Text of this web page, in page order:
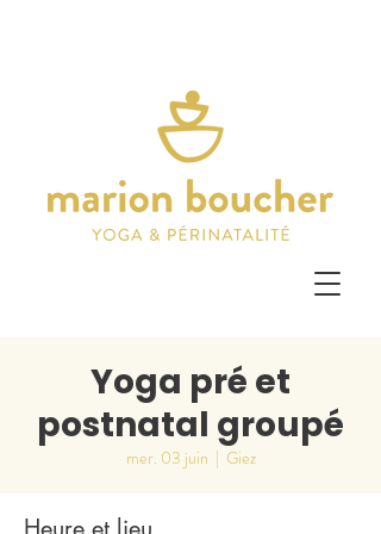
Yoga pré et
postnatal groupé
mer. 03 juin
  |
Giez